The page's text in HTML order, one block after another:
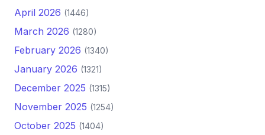
April 2026 (1446)
March 2026 (1280)
February 2026 (1340)
January 2026 (1321)
December 2025 (1315)
November 2025 (1254)
October 2025 (1404)